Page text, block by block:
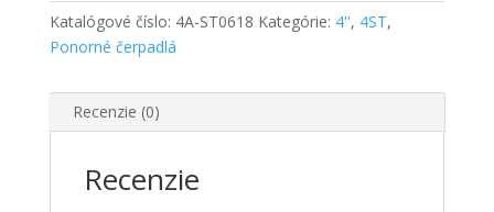
Katalógové číslo: 4A-ST0618 Kategórie: 4'', 4ST,
Ponorné čerpadlá
Recenzie (0)
Recenzie